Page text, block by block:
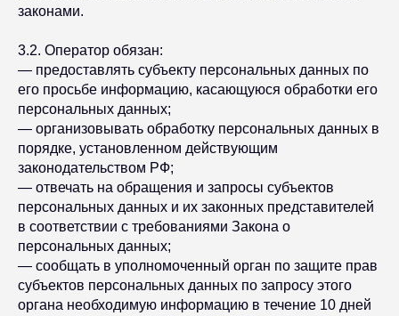
законами.
3.2. Оператор обязан:
— предоставлять субъекту персональных данных по
его просьбе информацию, касающуюся обработки его
персональных данных;
— организовывать обработку персональных данных в
порядке, установленном действующим
законодательством РФ;
— отвечать на обращения и запросы субъектов
персональных данных и их законных представителей
в соответствии с требованиями Закона о
персональных данных;
— сообщать в уполномоченный орган по защите прав
субъектов персональных данных по запросу этого
органа необходимую информацию в течение 10 дней